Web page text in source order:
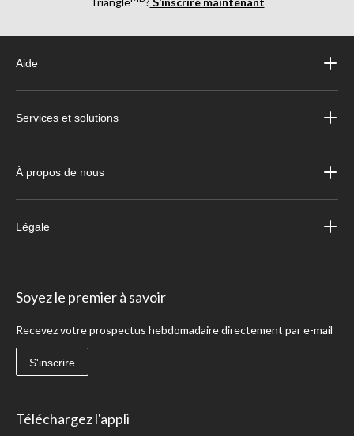
Aide
Services et solutions
À propos de nous
Légale
Soyez le premier à savoir
Recevez votre prospectus hebdomadaire directement par e-mail
S'inscrire
Téléchargez l'appli